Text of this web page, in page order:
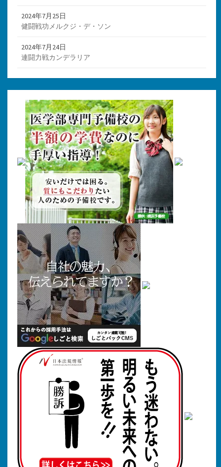
2024年7月25日
健闘戦功メルクジ・デ・ソン
2024年7月24日
連闘力戦カンデラリア